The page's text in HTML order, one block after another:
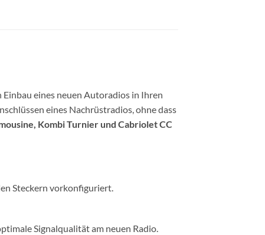
eines neuen Autoradios in Ihren
eines Nachrüstradios, ohne dass
Kombi Turnier und Cabriolet CC
Steckern vorkonfiguriert.
Signalqualität am neuen Radio.